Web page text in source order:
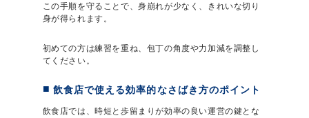
この手順を守ることで、身崩れが少なく、きれいな切り
身が得られます。
初めての方は練習を重ね、包丁の角度や力加減を調整し
てください。
飲食店で使える効率的なさばき方のポイント
飲食店では、時短と歩留まりが効率の良い運営の鍵とな